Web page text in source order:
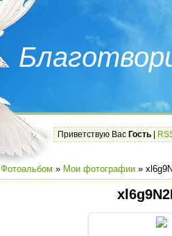
Приветствую Вас Гость
Фотоальбом » Мои фотографии »